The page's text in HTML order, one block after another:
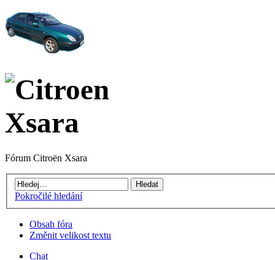
Fórum Citroën Xsara
Pokročilé hledání
Obsah fóra
Změnit velikost textu
Chat